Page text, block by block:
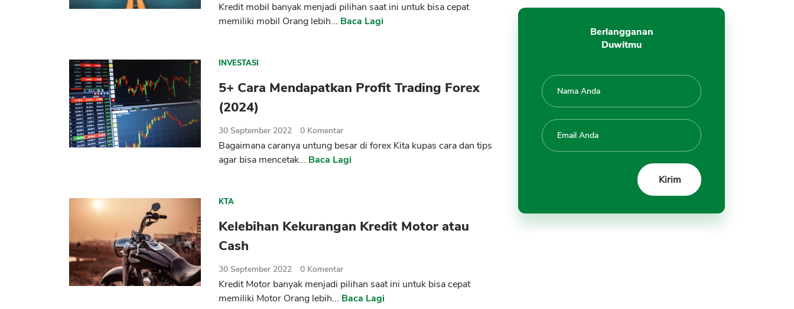
Kredit mobil banyak menjadi pilihan saat ini untuk bisa cepat
memiliki mobil Orang lebih... Baca Lagi
INVESTASI
5+ Cara Mendapatkan Profit Trading Forex
(2024)
30 September 2022 0 Komentar
Bagaimana caranya untung besar di forex Kita kupas cara dan tips
agar bisa mencetak... Baca Lagi
KTA
Kelebihan Kekurangan Kredit Motor atau
Cash
30 September 2022 0 Komentar
Kredit Motor banyak menjadi pilihan saat ini untuk bisa cepat
memiliki Motor Orang lebih... Baca Lagi
Berlangganan
Duwitmu